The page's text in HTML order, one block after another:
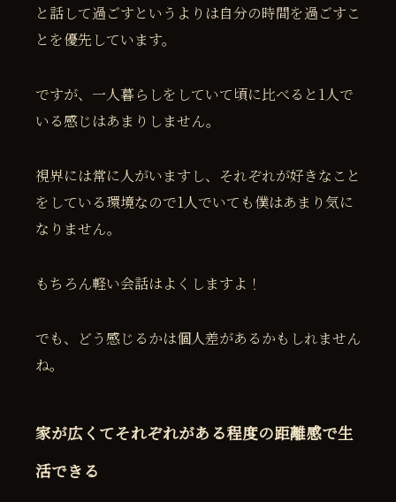
と話して過ごすというよりは自分の時間を過ごすこ
とを優先しています。
ですが、一人暮らしをしていて頃に比べると1人で
いる感じはあまりしません。
視界には常に人がいますし、それぞれが好きなこと
をしている環境なので1人でいても僕はあまり気に
なりません。
もちろん軽い会話はよくしますよ！
でも、どう感じるかは個人差があるかもしれません
ね。
家が広くてそれぞれがある程度の距離感で生
活できる